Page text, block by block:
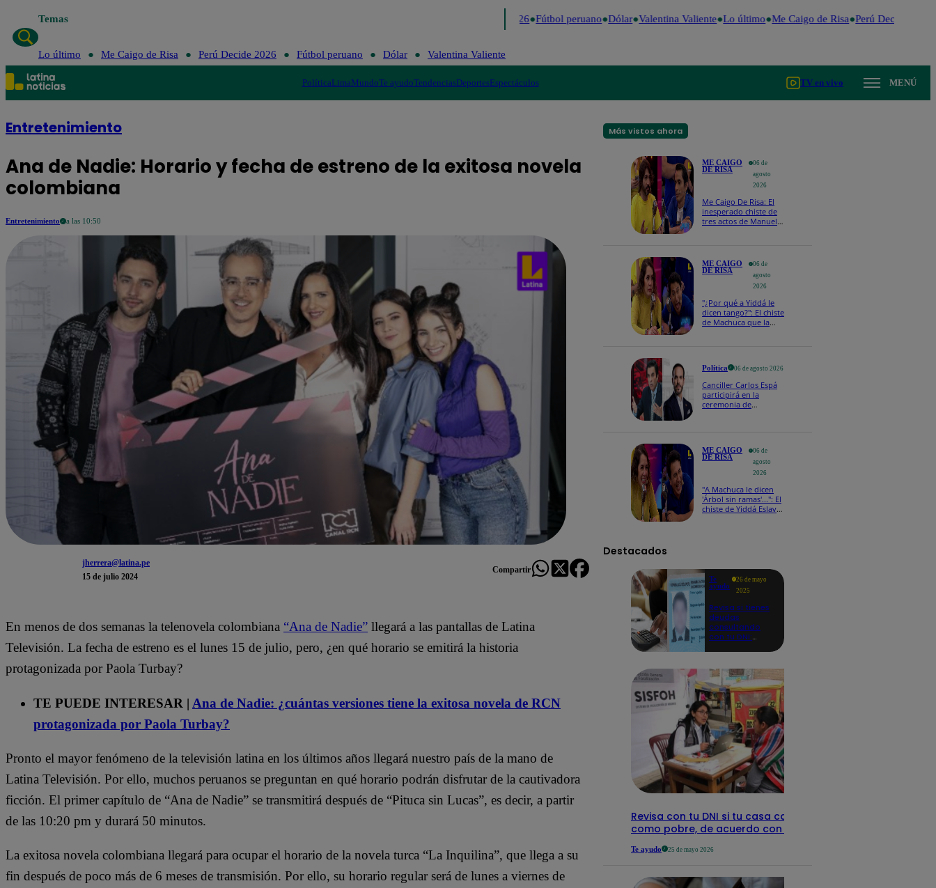
Temas Perú Decide 2026 Fútbol peruano Dólar Valentina Valiente Lo último Me Caigo de Risa Perú Decide 2026
Lo último Me Caigo de Risa Perú Decide 2026 Fútbol peruano Dólar Valentina Valiente
PolíticaLimaMundoTe ayudoTendenciasDeportesEspectáculos TV en vivo MENÚ
Entretenimiento
Ana de Nadie: Horario y fecha de estreno de la exitosa novela
colombiana
Entretenimiento a las 10:50
jherrera@latina.pe
15 de julio 2024
Compartir
En menos de dos semanas la telenovela colombiana “Ana de Nadie” llegará a las pantallas de Latina
Televisión. La fecha de estreno es el lunes 15 de julio, pero, ¿en qué horario se emitirá la historia
protagonizada por Paola Turbay?
TE PUEDE INTERESAR | Ana de Nadie: ¿cuántas versiones tiene la exitosa novela de RCN
protagonizada por Paola Turbay?
Pronto el mayor fenómeno de la televisión latina en los últimos años llegará nuestro país de la mano de
Latina Televisión. Por ello, muchos peruanos se preguntan en qué horario podrán disfrutar de la cautivadora
ficción. El primer capítulo de “Ana de Nadie” se transmitirá después de “Pituca sin Lucas”, es decir, a partir
de las 10:20 pm y durará 50 minutos.
La exitosa novela colombiana llegará para ocupar el horario de la novela turca “La Inquilina”, que llega a su
fin después de poco más de 6 meses de transmisión. Por ello, su horario regular será de lunes a viernes de
Más vistos ahora
ME CAIGO
DE RISA
06 de
agosto
2026
Me Caigo De Risa: El
inesperado chiste de
tres actos de Manuel
ME CAIGO
DE RISA
06 de
agosto
2026
"¿Por qué a Yiddá le
dicen tango?": El chiste
de Machuca que la
Política 06 de agosto 2026
Canciller Carlos Espá
participirá en la
ceremonia de
ME CAIGO
DE RISA
06 de
agosto
2026
"A Machuca le dicen
'Árbol sin ramas'...": El
chiste de Yiddá Eslava
Destacados
Te
ayudo
26 de mayo
2025
Revisa si tienes
deudas
consultando
con tu DNI:
detalles
Revisa con tu DNI si tu casa califica
como pobre, de acuerdo con el Sisfoh
Te ayudo 25 de mayo 2026